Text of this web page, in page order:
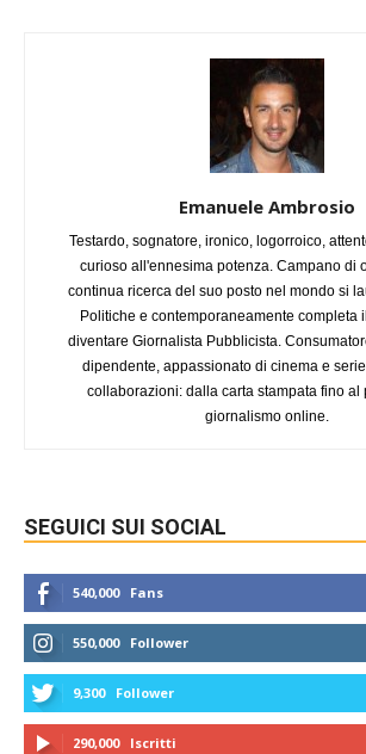
Emanuele Ambrosio
Testardo, sognatore, ironico, logorroico,
curioso all'ennesima potenza. Campano di
continua ricerca del suo posto nel mondo si
Politiche e contemporaneamente completa
diventare Giornalista Pubblicista.
dipendente, appassionato di cinema e
collaborazioni: dalla carta stampata fino al
giornalismo online.
SEGUICI SUI SOCIAL
540,000 Fans
550,000 Follower
9,300 Follower
290,000 Iscritti